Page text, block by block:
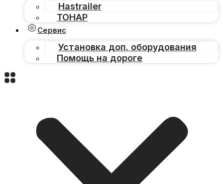
Hastrailer
ТОНАР
Сервис
Установка доп. оборудования
Помощь на дороге